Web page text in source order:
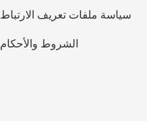
سياسة ملفات تعريف الارتباط
الشروط والأحكام